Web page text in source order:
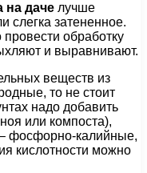
на даче лучше
слегка затененное.
обработку
и выравнивают.
веществ из
то не стоит
надо добавить
или компоста),
фосфорно-калийные,
кислотности можно